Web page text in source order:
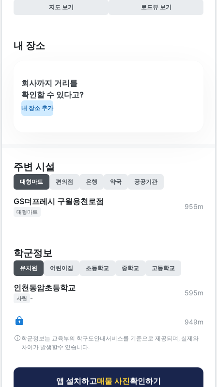
지도 보기 로드뷰 보기
내 장소
회사까지 거리를
확인할 수 있다고?
내 장소 추가
주변 시설
대형마트 편의점 은행 약국 공공기관
GS더프레시 구월용천로점
대형마트
956m
학군정보
유치원 어린이집 초등학교 중학교 고등학교
인천동암초등학교
사립 -
595m
949m
학군정보는 교육부의 학구도안내서비스를 기준으로 제공되며, 실제와
차이가 발생할수 있습니다.
앱 설치하고매물 사진확인하기